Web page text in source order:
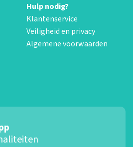
Hulp nodig?
Klantenservice
Veiligheid en privacy
Algemene voorwaarden